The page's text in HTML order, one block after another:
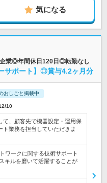
気になる
業◎年間休日120日◎転勤なし
サポート】◎賞与4.2ヶ月分
おしごと掲載中
10
て、顧客先で機器設定・運用保
ト業務を担当していただきま
ワークに関する技術サポート
キルを磨いて活躍することが